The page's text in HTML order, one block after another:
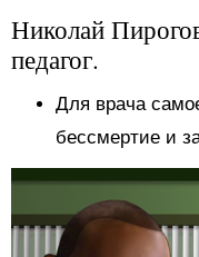
Николай
педагог.
Для врача
бессмертие и